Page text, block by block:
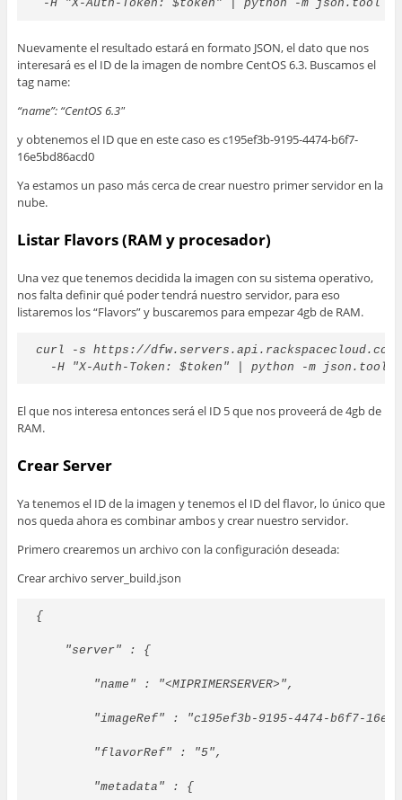
-H "X-Auth-Token: $token" | python -m json.tool
Nuevamente el resultado estará en formato JSON, el dato que nos
interesará es el ID de la imagen de nombre CentOS 6.3. Buscamos el
tag name:
“name”: “CentOS 6.3″
y obtenemos el ID que en este caso es c195ef3b-9195-4474-b6f7-
16e5bd86acd0
Ya estamos un paso más cerca de crear nuestro primer servidor en la
nube.
Listar Flavors (RAM y procesador)
Una vez que tenemos decidida la imagen con su sistema operativo,
nos falta definir qué poder tendrá nuestro servidor, para eso
listaremos los “Flavors” y buscaremos para empezar 4gb de RAM.
curl -s https://
-H "X-Auth-Token: $token" | python -m json.tool
El que nos interesa entonces será el ID 5 que nos proveerá de 4gb de
RAM.
Crear Server
Ya tenemos el ID de la imagen y tenemos el ID del flavor, lo único que
nos queda ahora es combinar ambos y crear nuestro servidor.
Primero crearemos un archivo con la configuración deseada:
Crear archivo server_build.json
{
"server" : {
"name" : "<MIPRIMERSERVER>",
"imageRef" : "c195ef3b-9195-4474-b6f7-
"flavorRef" : "5",
"metadata" : {